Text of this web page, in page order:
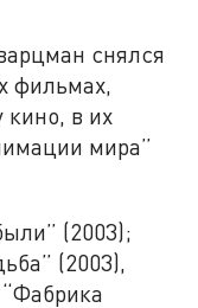
снялся
фильмах,
в их
мира”
(2003);
(2003),